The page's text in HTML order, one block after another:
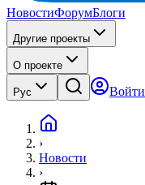
НовостиФорумБлоги
Другие проекты
О проекте
Рус Войти
›
Новости
›